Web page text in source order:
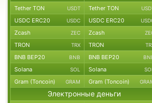
Tether TON USDT Tether TON
USDC ERC20 USDC USDC ERC20
Zcash ZEC Zcash
TRON TRX TRON
BNB BEP20 BNB BNB BEP20
Solana SOL Solana SOL
Gram (Toncoin) GRAM Gram (Toncoin)
Электронные деньги